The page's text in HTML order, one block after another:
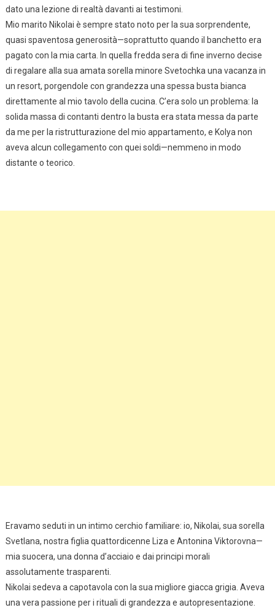
dato una lezione di realtà davanti ai testimoni.
Mio marito Nikolai è sempre stato noto per la sua sorprendente,
quasi spaventosa generosità—soprattutto quando il banchetto era
pagato con la mia carta. In quella fredda sera di fine inverno decise
di regalare alla sua amata sorella minore Svetochka una vacanza in
un resort, porgendole con grandezza una spessa busta bianca
direttamente al mio tavolo della cucina. C’era solo un problema: la
solida massa di contanti dentro la busta era stata messa da parte
da me per la ristrutturazione del mio appartamento, e Kolya non
aveva alcun collegamento con quei soldi—nemmeno in modo
distante o teorico.
Eravamo seduti in un intimo cerchio familiare: io, Nikolai, sua sorella
Svetlana, nostra figlia quattordicenne Liza e Antonina Viktorovna—
mia suocera, una donna d’acciaio e dai principi morali
assolutamente trasparenti.
Nikolai sedeva a capotavola con la sua migliore giacca grigia. Aveva
una vera passione per i rituali di grandezza e autopresentazione.